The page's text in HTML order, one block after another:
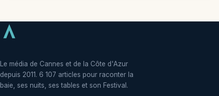
Le média de Cannes et de la Côte d'Azur
depuis 2011. 6 107 articles pour raconter la
baie, ses nuits, ses tables et son Festival.